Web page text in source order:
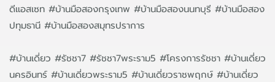
ดีแอสเซท #บ้านมือสองกรุงเทพ #บ้านมือสองนนทบุรี #บ้านมือสอง
ปทุมธานี #บ้านมือสองสมุทรปราการ
#บ้านเดี่ยว #รัชชา7 #รัชชา7พระราม5 #โครงการรัชชา #บ้านเดี่ยว
นครอินทร์ #บ้านเดี่ยวพระราม5 #บ้านเดี่ยวราชพฤกษ์ #บ้านเดี่ยว